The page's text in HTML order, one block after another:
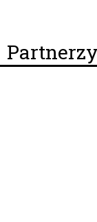
Partnerzy